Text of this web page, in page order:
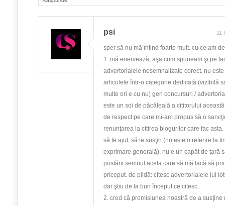
psi 11
sper să nu mă întind foarte mult. cu ce am
1. mă enervează, aşa cum spuneam şi pe
advertorialele nesemnalizate corect. nu
articolele într-o categorie dedicată (vizibilă
multe ori e cu nu) gen concursuri /
este un soi de păcăleală a cititorului
de respect pe care mi-am propus să o
renunţarea la citirea blogurilor care fac
să te ajut, să te susţin (nu este o referire la
exprimare generală), nu e un capăt de ţară
postării semnul acela care să mă facă să
priceput. de pildă: citesc advertorialele lui
dar ştiu de la bun început ce citesc.
2. cred că promisiunea noastră de a